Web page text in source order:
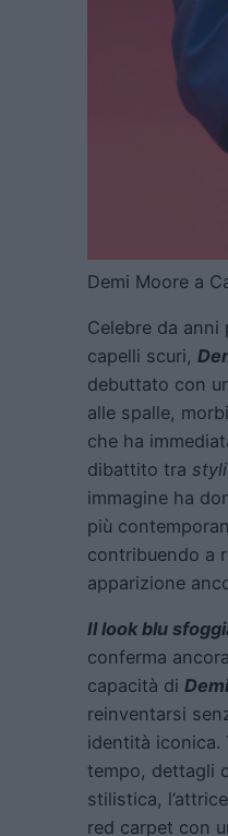
Demi Moore a
Celebre da anni
capelli scuri,
debuttato con
alle spalle,
che ha
dibattito tra
immagine ha
più
contribuendo a
apparizione
Il look blu
conferma
capacità di
reinventarsi
identità iconica.
tempo, dettagli
stilistica,
red carpet con